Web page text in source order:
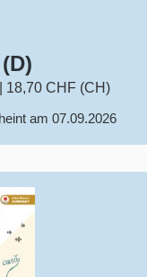
18,70 CHF (CH)
am 07.09.2026
in der Kita